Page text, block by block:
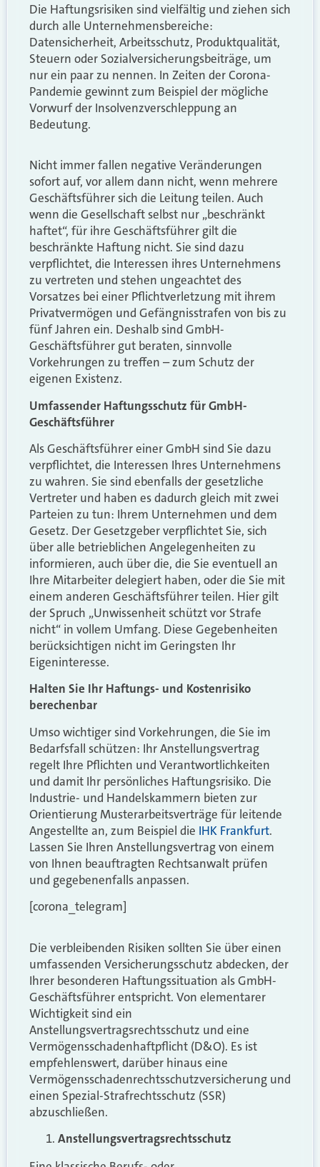
Die Haftungsrisiken sind vielfältig und ziehen sich
durch alle Unternehmensbereiche:
Datensicherheit, Arbeitsschutz, Produktqualität,
Steuern oder Sozialversicherungsbeiträge, um
nur ein paar zu nennen. In Zeiten der Corona-
Pandemie gewinnt zum Beispiel der mögliche
Vorwurf der Insolvenzverschleppung an
Bedeutung.
Nicht immer fallen negative Veränderungen
sofort auf, vor allem dann nicht, wenn mehrere
Geschäftsführer sich die Leitung teilen. Auch
wenn die Gesellschaft selbst nur „beschränkt
haftet“, für ihre Geschäftsführer gilt die
beschränkte Haftung nicht. Sie sind dazu
verpflichtet, die Interessen ihres Unternehmens
zu vertreten und stehen ungeachtet des
Vorsatzes bei einer Pflichtverletzung mit ihrem
Privatvermögen und Gefängnisstrafen von bis zu
fünf Jahren ein. Deshalb sind GmbH-
Geschäftsführer gut beraten, sinnvolle
Vorkehrungen zu treffen – zum Schutz der
eigenen Existenz.
Umfassender Haftungsschutz für GmbH-
Geschäftsführer
Als Geschäftsführer einer GmbH sind Sie dazu
verpflichtet, die Interessen Ihres Unternehmens
zu wahren. Sie sind ebenfalls der gesetzliche
Vertreter und haben es dadurch gleich mit zwei
Parteien zu tun: Ihrem Unternehmen und dem
Gesetz. Der Gesetzgeber verpflichtet Sie, sich
über alle betrieblichen Angelegenheiten zu
informieren, auch über die, die Sie eventuell an
Ihre Mitarbeiter delegiert haben, oder die Sie mit
einem anderen Geschäftsführer teilen. Hier gilt
der Spruch „Unwissenheit schützt vor Strafe
nicht“ in vollem Umfang. Diese Gegebenheiten
berücksichtigen nicht im Geringsten Ihr
Eigeninteresse.
Halten Sie Ihr Haftungs- und Kostenrisiko
berechenbar
Umso wichtiger sind Vorkehrungen, die Sie im
Bedarfsfall schützen: Ihr Anstellungsvertrag
regelt Ihre Pflichten und Verantwortlichkeiten
und damit Ihr persönliches Haftungsrisiko. Die
Industrie- und Handelskammern bieten zur
Orientierung Musterarbeitsverträge für leitende
Angestellte an, zum Beispiel die IHK Frankfurt.
Lassen Sie Ihren Anstellungsvertrag von einem
von Ihnen beauftragten Rechtsanwalt prüfen
und gegebenenfalls anpassen.
[corona_telegram]
Die verbleibenden Risiken sollten Sie über einen
umfassenden Versicherungsschutz abdecken, der
Ihrer besonderen Haftungssituation als GmbH-
Geschäftsführer entspricht. Von elementarer
Wichtigkeit sind ein
Anstellungsvertragsrechtsschutz und eine
Vermögensschadenhaftpflicht (D&O). Es ist
empfehlenswert, darüber hinaus eine
Vermögensschadenrechtsschutzversicherung und
einen Spezial-Strafrechtsschutz (SSR)
abzuschließen.
Anstellungsvertragsrechtsschutz